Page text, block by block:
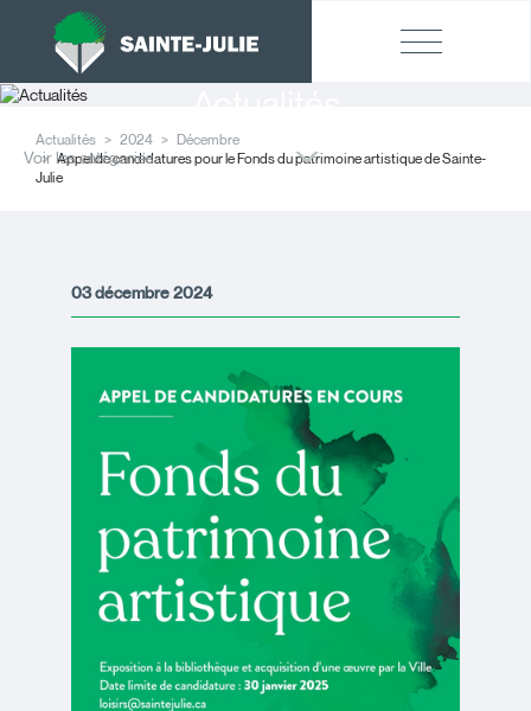
Actualités 2024
Décembre
Appel de candidatures pour le Fonds du patrimoine artistique de Sainte-
Julie
Voir les catégories
03 décembre 2024